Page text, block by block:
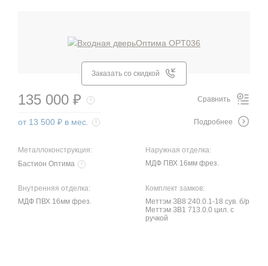
Заказать со скидкой
Металлоконструкция:
Бастион Оптима
Наружная отделка:
МДФ ПВХ 16мм фрез.
Внутренняя отделка:
МДФ ПВХ 16мм фрез.
Комплект замков:
Меттэм ЗВ8 240.0.1-18 сув. б/р
Меттэм ЗВ1 713.0.0 цил. с
ручкой
135 000 ₽
от 13 500 ₽ в мес.
Сравнить
Подробнее